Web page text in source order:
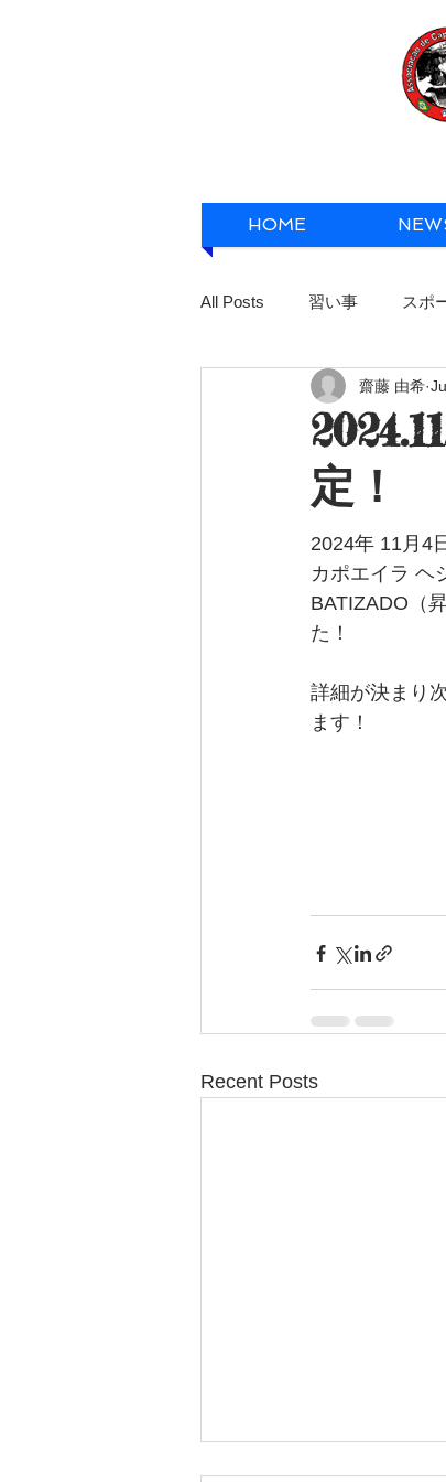
HOME
All Posts 習い事 スポ
定！
齋藤 由希
2024年 11月4
カポエイラ ヘ
BATIZADO（
た！
詳細が決まり
ます！
Recent Posts